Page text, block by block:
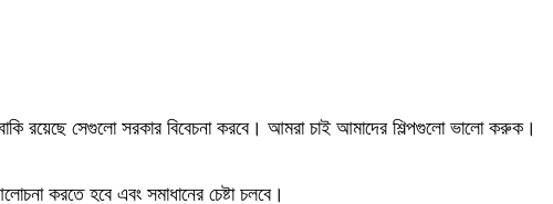
রয়েছে সেগুলো সরকার বিবেচনা করবে। আমরা চাই আমাদের শিল্পগুলো ভালো করুক।
করতে হবে এবং সমাধানের চেষ্টা চলবে।